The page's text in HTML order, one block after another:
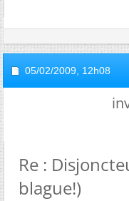
05/02/2009, 12h08
Re :
blague!)